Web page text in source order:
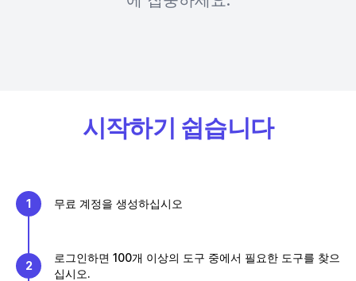
시작하기 쉽습니다
1 무료 계정을 생성하십시오
2
로그인하면 100개 이상의 도구 중에서 필요한 도구를 찾으
십시오.